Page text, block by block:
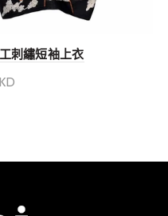
刺繡短袖上衣